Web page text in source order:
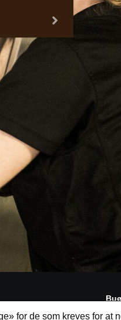
for de som kreves for at